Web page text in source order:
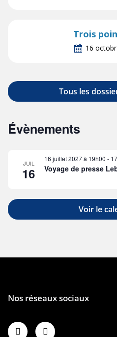
Trois
16
Tous les
Évènements
JUIL
16
16 juillet 2027 à 19h00 -
Voyage de presse
Voir le